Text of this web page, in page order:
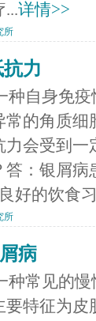
...详情>>
所
力
种自身免
常的角质
力会受到一
答：银屑
好的饮食
所
病
种常见的
要特征为